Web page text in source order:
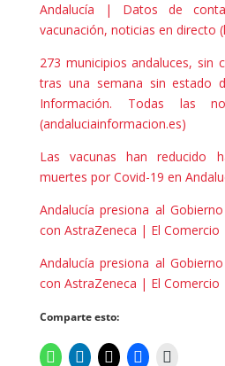
Andalucía | Datos de
vacunación, noticias en directo
273 municipios andaluces, sin
tras una semana sin estado
Información. Todas las
(andaluciainformacion.es)
Las vacunas han reducido
muertes por Covid-19 en
Andalucía presiona al
con AstraZeneca | El Comercio
Andalucía presiona al
con AstraZeneca | El Comercio
Comparte esto: